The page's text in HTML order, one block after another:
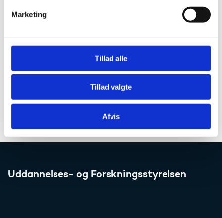
Marketing
Tillad alle
Tillad valgte
Afvis
Uddannelses- og Forskningsstyrelsen